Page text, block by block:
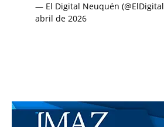
— El Digital Neuquén
abril de 2026